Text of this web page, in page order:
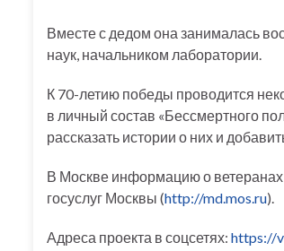
Вместе с дедом она занималась
наук, начальником лаборатории.
К 70-летию победы проводится
в личный состав «Бессмертного
рассказать истории о них и
В Москве информацию о
госуслуг Москвы (http://md.mos.ru).
Адреса проекта в соцсетях: https://